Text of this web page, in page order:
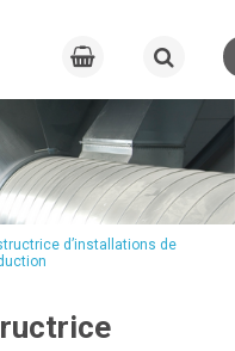
d’installations de